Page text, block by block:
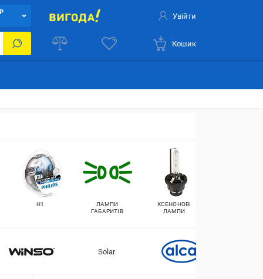
Увійти
Кошик
Н1
ЛАМПИ
ГАБАРИТІВ
КСЕНОНОВІ
ЛАМПИ
Solar